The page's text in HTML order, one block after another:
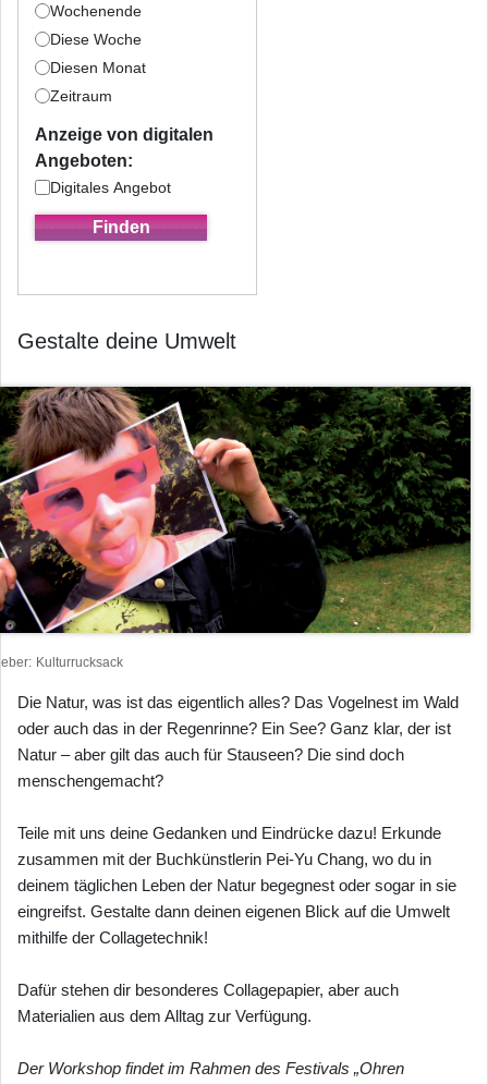
Wochenende
Diese Woche
Diesen Monat
Zeitraum
Anzeige von digitalen
Angeboten:
Digitales Angebot
Gestalte deine Umwelt
Kulturrucksack
Die Natur, was ist das eigentlich alles? Das Vogelnest im Wald
oder auch das in der Regenrinne? Ein See? Ganz klar, der ist
Natur – aber gilt das auch für Stauseen? Die sind doch
menschengemacht?
Teile mit uns deine Gedanken und Eindrücke dazu! Erkunde
zusammen mit der Buchkünstlerin Pei-Yu Chang, wo du in
deinem täglichen Leben der Natur begegnest oder sogar in sie
eingreifst. Gestalte dann deinen eigenen Blick auf die Umwelt
mithilfe der Collagetechnik!
Dafür stehen dir besonderes Collagepapier, aber auch
Materialien aus dem Alltag zur Verfügung.
Der Workshop findet im Rahmen des Festivals „Ohren